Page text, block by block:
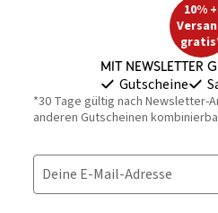
10% +
Mit Newsletter
Gutscheine
*30 Tage gültig nach Newsletter-
anderen Gutscheinen
Deine E-Mail-Adresse